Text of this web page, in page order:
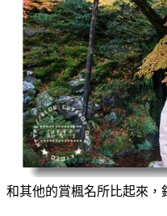
和其他的賞楓名所比起來，